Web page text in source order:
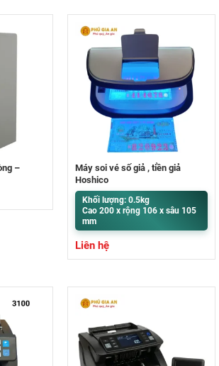
–
Máy soi vé số giả , tiền giả
Hoshico
Khối lượng: 0.5kg
Cao 200 x rộng 106 x sâu 105
mm
Liên hệ